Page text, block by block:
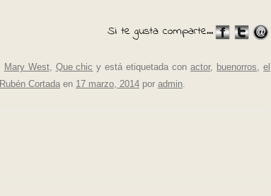
Si te gusta comparte...
Mary West, Que chic y está etiquetada conactor, buenorros ,el
Rubén Cortada en 17 marzo, 2014 por admin